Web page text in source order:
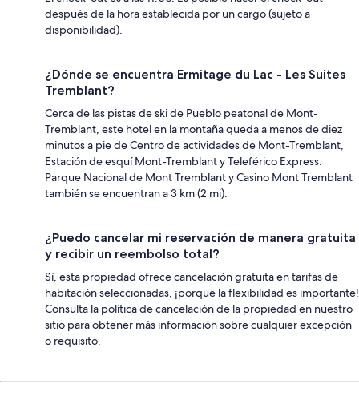
después de la hora establecida por un cargo (sujeto a
disponibilidad).
¿Dónde se encuentra Ermitage du Lac - Les Suites
Tremblant?
Cerca de las pistas de ski de Pueblo peatonal de Mont-
Tremblant, este hotel en la montaña queda a menos de diez
minutos a pie de Centro de actividades de Mont-Tremblant,
Estación de esquí Mont-Tremblant y Teleférico Express.
Parque Nacional de Mont Tremblant y Casino Mont Tremblant
también se encuentran a 3 km (2 mi).
¿Puedo cancelar mi reservación de manera gratuita
y recibir un reembolso total?
Sí, esta propiedad ofrece cancelación gratuita en tarifas de
habitación seleccionadas, ¡porque la flexibilidad es importante!
Consulta la política de cancelación de la propiedad en nuestro
sitio para obtener más información sobre cualquier excepción
o requisito.